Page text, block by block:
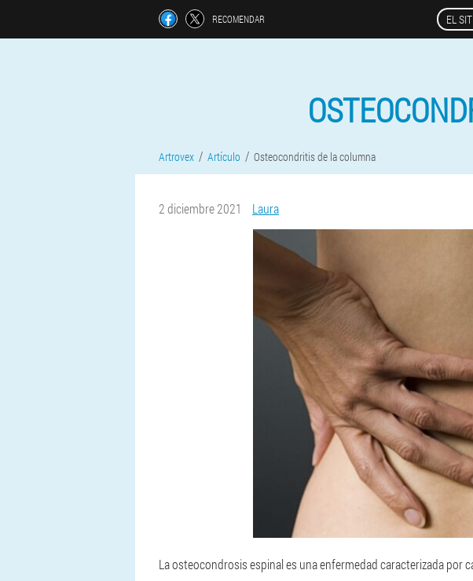
RECOMENDAR EL
Artrovex Artículo Osteocondritis de la columna
2 diciembre 2021 Laura
La osteocondrosis espinal es una enfermedad caracterizada